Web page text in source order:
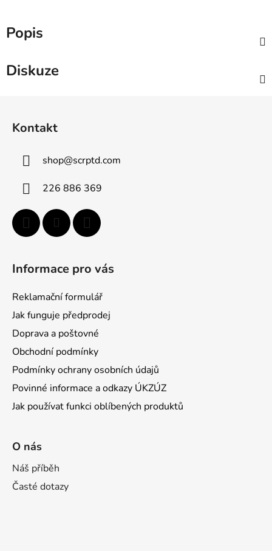
Popis
Diskuze
Kontakt
shop@scrptd.com
226 886 369
Informace pro vás
Reklamační formulář
Jak funguje předprodej
Doprava a poštovné
Obchodní podmínky
Podmínky ochrany osobních údajů
Povinné informace a odkazy ÚKZÚZ
Jak používat funkci oblíbených produktů
O nás
Náš příběh
Časté dotazy